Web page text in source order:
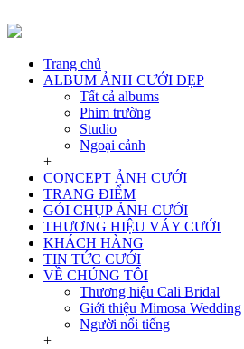
Trang chủ
ALBUM ẢNH CƯỚI ĐẸP
Tất cả albums
Phim trường
Studio
Ngoại cảnh
+
CONCEPT ẢNH CƯỚI
TRANG ĐIỂM
GÓI CHỤP ẢNH CƯỚI
THƯƠNG HIỆU VÁY CƯỚI
KHÁCH HÀNG
TIN TỨC CƯỚI
VỀ CHÚNG TÔI
Thương hiệu Cali Bridal
Giới thiệu Mimosa Wedding
Người nổi tiếng
+